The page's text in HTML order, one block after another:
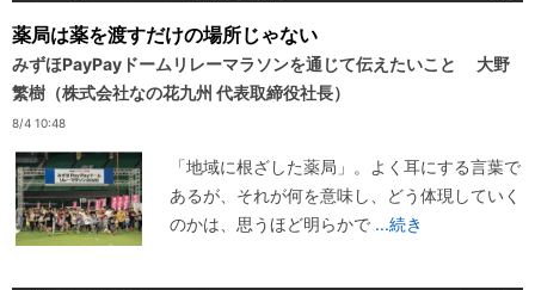
薬局は薬を渡すだけの場所じゃない
みずほPayPayドームリレーマラソンを通じて伝えたいこと 大野
繁樹（株式会社なの花九州 代表取締役社長）
8/4 10:48
「地域に根ざした薬局」。よく耳にする言葉で
あるが、それが何を意味し、どう体現していく
のかは、思うほど明らかで ...続き